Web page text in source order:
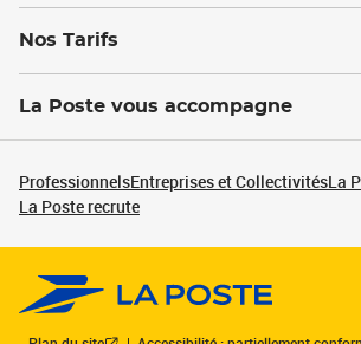
Nos Tarifs
La Poste vous accompagne
ProfessionnelsEntreprises et CollectivitésLa
La Poste recrute